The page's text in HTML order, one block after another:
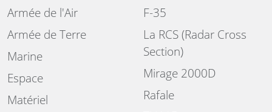
Armée de l'Air
Armée de Terre
Marine
Espace
Matériel
F-35
La RCS (Radar Cross
Section)
Mirage 2000D
Rafale